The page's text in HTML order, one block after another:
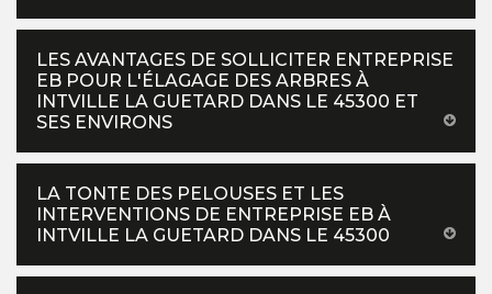
LES AVANTAGES DE SOLLICITER ENTREPRISE
EB POUR L'ÉLAGAGE DES ARBRES À
INTVILLE LA GUETARD DANS LE 45300 ET
SES ENVIRONS
LA TONTE DES PELOUSES ET LES
INTERVENTIONS DE ENTREPRISE EB À
INTVILLE LA GUETARD DANS LE 45300